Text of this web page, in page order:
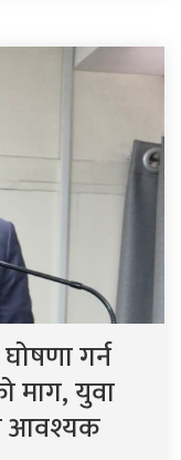
घोषणा गर्न
माग, युवा
आवश्यक